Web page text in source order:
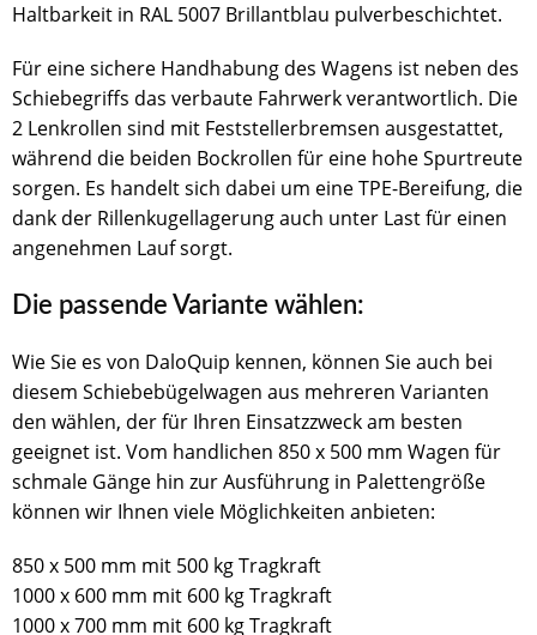
Haltbarkeit in RAL 5007 Brillantblau pulverbeschichtet.
Für eine sichere Handhabung des Wagens ist neben des
Schiebegriffs das verbaute Fahrwerk verantwortlich. Die
2 Lenkrollen sind mit Feststellerbremsen ausgestattet,
während die beiden Bockrollen für eine hohe Spurtreute
sorgen. Es handelt sich dabei um eine TPE-Bereifung, die
dank der Rillenkugellagerung auch unter Last für einen
angenehmen Lauf sorgt.
Die passende Variante wählen:
Wie Sie es von DaloQuip kennen, können Sie auch bei
diesem Schiebebügelwagen aus mehreren Varianten
den wählen, der für Ihren Einsatzzweck am besten
geeignet ist. Vom handlichen 850 x 500 mm Wagen für
schmale Gänge hin zur Ausführung in Palettengröße
können wir Ihnen viele Möglichkeiten anbieten:
850 x 500 mm mit 500 kg Tragkraft
1000 x 600 mm mit 600 kg Tragkraft
1000 x 700 mm mit 600 kg Tragkraft